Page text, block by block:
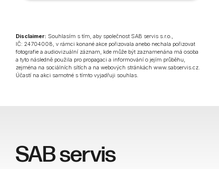
Disclaimer: Souhlasím s tím, aby společnost SAB servis s.r.o.,
IČ: 24704008, v rámci konané akce pořizovala anebo nechala pořizovat
fotografie a audiovizuální záznam, kde může být zaznamenána má osoba
a tyto následně použila pro propagaci a informování o jejím průběhu,
zejména na sociálních sítích a na webových stránkách www.sabservis.cz.
Účastí na akci samotné s tímto vyjadřuji souhlas.
SAB servis